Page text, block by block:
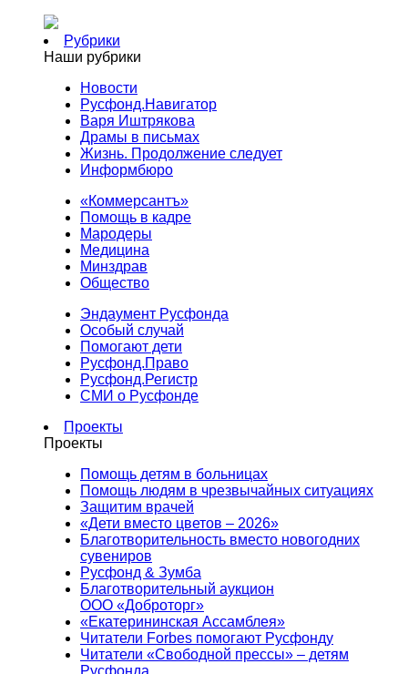
Рубрики
Наши рубрики
Новости
Русфонд.Навигатор
Варя Иштрякова
Драмы в письмах
Жизнь. Продолжение следует
Информбюро
«Коммерсантъ»
Помощь в кадре
Мародеры
Медицина
Минздрав
Общество
Эндаумент Русфонда
Особый случай
Помогают дети
Русфонд.Право
Русфонд.Регистр
СМИ о Русфонде
Проекты
Проекты
Помощь детям в больницах
Помощь людям в чрезвычайных ситуациях
Защитим врачей
«Дети вместо цветов – 2026»
Благотворительность вместо новогодних
сувениров
Русфонд & Зумба
Благотворительный аукцион
ООО «Доброторг»
«Екатерининская Ассамблея»
Читатели Forbes помогают Русфонду
Читатели «Свободной прессы» – детям
Русфонда